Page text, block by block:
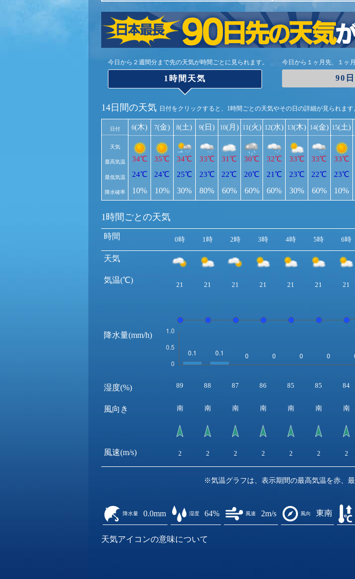
今日から２週間分まで先の天気が時間ごとに見られます。
1時間天気
今日から１ヶ月先、１ヶ
90
14日間の天気 日付をクリックすると、1時間ごとの天気やその日の詳細が見られます
日付
天気
最高気温
最低気温
降水確率
6(木)
34℃
24℃
10%
7(金)
35℃
24℃
10%
8(土)
34℃
25℃
30%
9(日)
33℃
23℃
80%
10(月)
31℃
22℃
60%
11(火)
30℃
20℃
60%
12(水)
32℃
21℃
60%
13(木)
33℃
23℃
30%
14(金)
33℃
22℃
60%
15(土)
33℃
23℃
10%
1時間ごとの天気
時間
天気
気温(℃)
降水量(mm/h)
湿度(%)
風向き
風速(m/s)
0時 1時 2時 3時 4時 5時 6時
21 21 21 21 21 21 21
89 88 87 86 85 85 84
南 南 南 南 南 南 南
2 2 2 2 2 2 2
※気温グラフは、表示期間の最高気温を赤、最
降水量 0.0mm 湿度 64% 風速 2m/s 風向 東南
天気アイコンの意味について